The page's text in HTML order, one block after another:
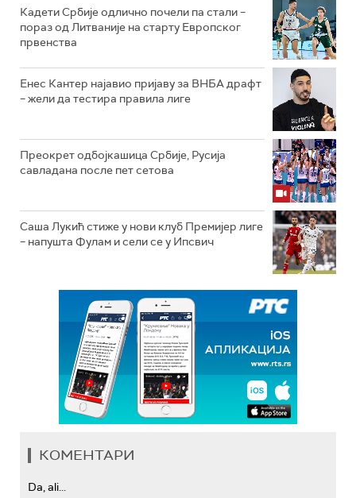
Кадети Србије одлично почели па стали –
пораз од Литваније на старту Европског
првенства
Енес Кантер најавио пријаву за ВНБА драфт
– жели да тестира правила лиге
Преокрет одбојкашица Србије, Русија
савладана после пет сетова
Саша Лукић стиже у нови клуб Премијер лиге
– напушта Фулам и сели се у Ипсвич
КОМЕНТАРИ
Da, ali...